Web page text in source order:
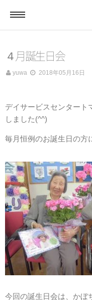
電話する
ホーム
宥和の介護サービス
特別養護老人ホームトマト村
４月誕生日会
yuwa 2018年05月16日
デイサービスセンタート
しました(^^)
毎月恒例のお誕生日の
今回の誕生日会は、か